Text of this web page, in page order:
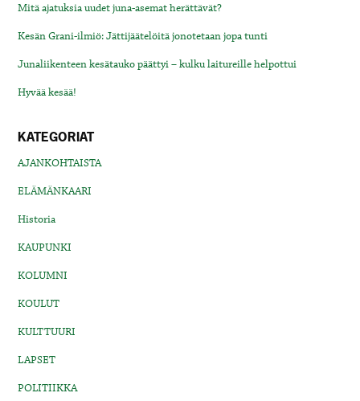
Mitä ajatuksia uudet juna-asemat herättävät?
Kesän Grani-ilmiö: Jättijäätelöitä jonotetaan jopa tunti
Junaliikenteen kesätauko päättyi – kulku laitureille helpottui
Hyvää kesää!
KATEGORIAT
AJANKOHTAISTA
ELÄMÄNKAARI
Historia
KAUPUNKI
KOLUMNI
KOULUT
KULTTUURI
LAPSET
POLITIIKKA